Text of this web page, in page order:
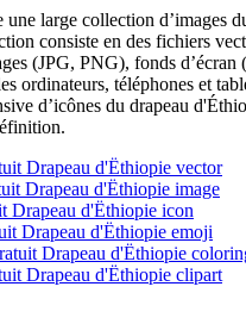
large collection d’images
consiste en des fichiers
(JPG, PNG), fonds d’écran
ordinateurs, téléphones et
d’icônes du drapeau
Drapeau d'Ëthiopie vector
Drapeau d'Ëthiopie image
Drapeau d'Ëthiopie icon
Drapeau d'Ëthiopie emoji
Drapeau d'Ëthiopie
Drapeau d'Ëthiopie clipart